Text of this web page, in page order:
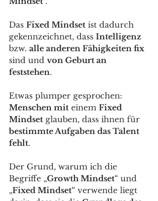
Das Fixed Mindset ist dadurch
gekennzeichnet, dass Intelligenz
bzw. alle anderen Fähigkeiten fix
sind und von Geburt an
feststehen.
Etwas plumper gesprochen:
Menschen mit einem Fixed
Mindset glauben, dass ihnen für
bestimmte Aufgaben das Talent
fehlt.
Der Grund, warum ich die
Begriffe „Growth Mindset“ und
„Fixed Mindset“ verwende liegt